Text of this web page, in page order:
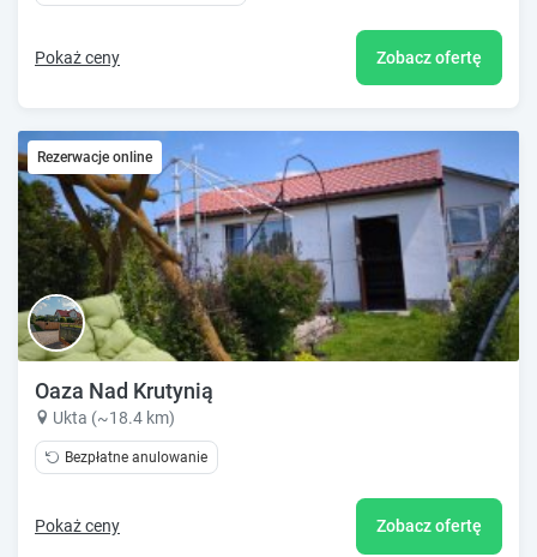
Pokaż ceny Zobacz ofertę
Rezerwacje online
Oaza Nad Krutynią
Ukta (~18.4 km)
Bezpłatne anulowanie
Pokaż ceny Zobacz ofertę